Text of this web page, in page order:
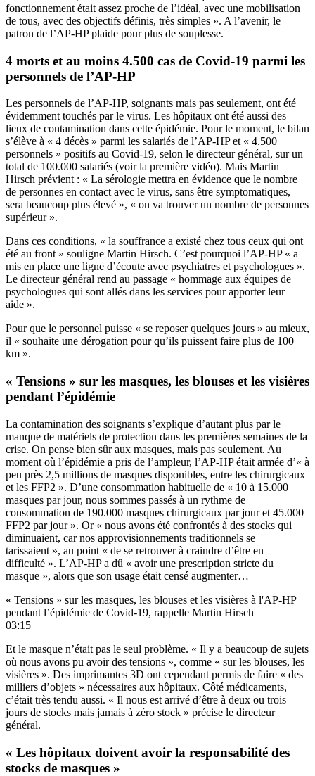
fonctionnement était assez proche de l’idéal, avec une mobilisation
de tous, avec des objectifs définis, très simples ». A l’avenir, le
patron de l’AP-HP plaide pour plus de souplesse.
4 morts et au moins 4.500 cas de Covid-19 parmi les
personnels de l’AP-HP
Les personnels de l’AP-HP, soignants mais pas seulement, ont été
évidemment touchés par le virus. Les hôpitaux ont été aussi des
lieux de contamination dans cette épidémie. Pour le moment, le bilan
s’élève à « 4 décès » parmi les salariés de l’AP-HP et « 4.500
personnels » positifs au Covid-19, selon le directeur général, sur un
total de 100.000 salariés (voir la première vidéo). Mais Martin
Hirsch prévient : « La sérologie mettra en évidence que le nombre
de personnes en contact avec le virus, sans être symptomatiques,
sera beaucoup plus élevé », « on va trouver un nombre de personnes
supérieur ».
Dans ces conditions, « la souffrance a existé chez tous ceux qui ont
été au front » souligne Martin Hirsch. C’est pourquoi l’AP-HP « a
mis en place une ligne d’écoute avec psychiatres et psychologues ».
Le directeur général rend au passage « hommage aux équipes de
psychologues qui sont allés dans les services pour apporter leur
aide ».
Pour que le personnel puisse « se reposer quelques jours » au mieux,
il « souhaite une dérogation pour qu’ils puissent faire plus de 100
km ».
« Tensions » sur les masques, les blouses et les visières
pendant l’épidémie
La contamination des soignants s’explique d’autant plus par le
manque de matériels de protection dans les premières semaines de la
crise. On pense bien sûr aux masques, mais pas seulement. Au
moment où l’épidémie a pris de l’ampleur, l’AP-HP était armée d’« à
peu près 2,5 millions de masques disponibles, entre les chirurgicaux
et les FFP2 ». D’une consommation habituelle de « 10 à 15.000
masques par jour, nous sommes passés à un rythme de
consommation de 190.000 masques chirurgicaux par jour et 45.000
FFP2 par jour ». Or « nous avons été confrontés à des stocks qui
diminuaient, car nos approvisionnements traditionnels se
tarissaient », au point « de se retrouver à craindre d’être en
difficulté ». L’AP-HP a dû « avoir une prescription stricte du
masque », alors que son usage était censé augmenter…
« Tensions » sur les masques, les blouses et les visières à l'AP-HP
pendant l’épidémie de Covid-19, rappelle Martin Hirsch
03:15
Et le masque n’était pas le seul problème. « Il y a beaucoup de sujets
où nous avons pu avoir des tensions », comme « sur les blouses, les
visières ». Des imprimantes 3D ont cependant permis de faire « des
milliers d’objets » nécessaires aux hôpitaux. Côté médicaments,
c’était très tendu aussi. « Il nous est arrivé d’être à deux ou trois
jours de stocks mais jamais à zéro stock » précise le directeur
général.
« Les hôpitaux doivent avoir la responsabilité des
stocks de masques »